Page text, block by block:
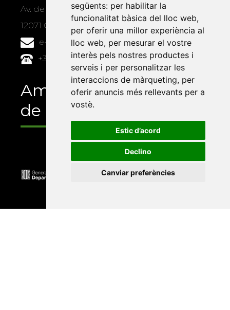
següents: per habilitar la
funcionalitat bàsica del lloc web,
per oferir una millor experiència al
lloc web, per mesurar el vostre
interès pels nostres productes i
serveis i per personalitzar les
interaccions de màrqueting, per
oferir anuncis més rellevants per a
vostè.
Estic d’acord
Declino
Canviar preferències
Av. de Vicent Sos Baynat, s/n
12071 Castelló de la Plana
e-buc@vives.org
+34 964 72 89 93
Amb el suport
de